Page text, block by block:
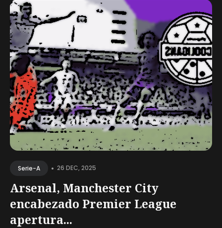
Serie-A • 26 DEC, 2025
Arsenal, Manchester City
encabezado Premier League
apertura...